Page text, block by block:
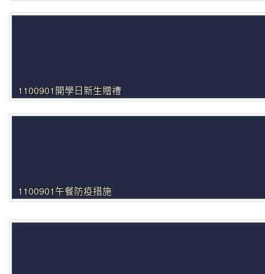
1100901開學日新生贈禮
1100901午餐防疫措施